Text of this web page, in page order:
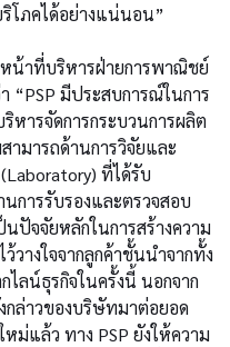
โภคได้อย่างแน่นอน”
น้าที่บริหารฝ่ายการพาณิชย์
“PSP มีประสบการณ์ในการ
หารจัดการกระบวนการผลิต
ามารถด้านการวิจัยและ
ที่ได้รับ
การรับรองและตรวจสอบ
จจัยหลักในการสร้างความ
วางใจจากลูกค้าชั้นนำจากทั้ง
ลน์ธุรกิจในครั้งนี้ นอกจาก
กล่าวของบริษัทมาต่อยอด
แล้ว ทาง PSP ยังให้ความ